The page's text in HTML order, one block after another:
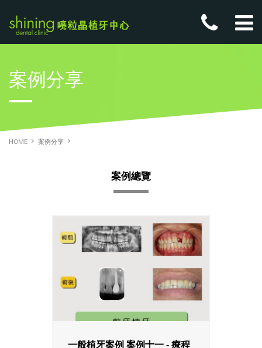
案例分享
HOME 案例分享
案例總覽
一般植牙案例 案例十一 - 療程